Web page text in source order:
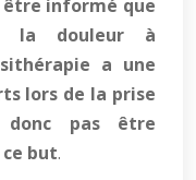
informé que
la douleur à
a une
lors de la prise
pas être
but.